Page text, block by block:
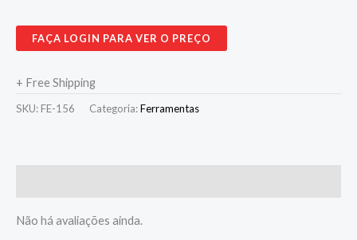
FAÇA LOGIN PARA VER O PREÇO
+ Free Shipping
SKU: FE-156 Categoria:Ferramentas
Não há avaliações ainda.